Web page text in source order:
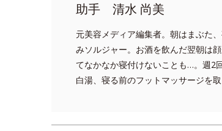
助手 清水 尚美
元美容メディア編集者。朝はまぶた
みソルジャー。お酒を飲んだ翌朝は
てなかなか寝付けないことも…。週2
白湯、寝る前のフットマッサージを